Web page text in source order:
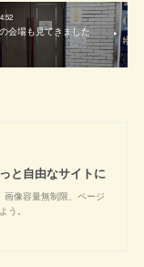
会場も見てきました
と自由なサイトに
画像容量無制限、ページ
う。